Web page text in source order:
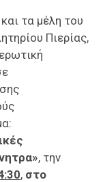
τα μέλη του
Πιερίας,
, την
, στο